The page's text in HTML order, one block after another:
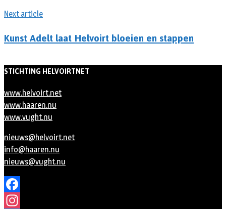
Next article
Kunst Adelt laat Helvoirt bloeien en stappen
STICHTING HELVOIRTNET
www.helvoirt.net
www.haaren.nu
www.vught.nu
nieuws@helvoirt.net
info@haaren.nu
nieuws@vught.nu
Facebook